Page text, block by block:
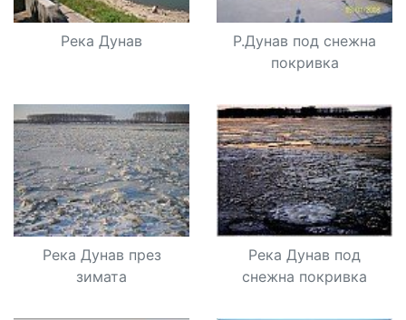
Река Дунав
Р.Дунав под снежна
покривка
Река Дунав през
зимата
Река Дунав под
снежна покривка